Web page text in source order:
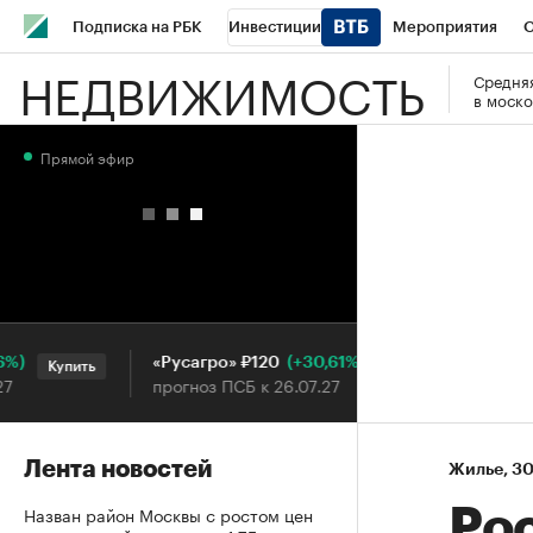
Подписка на РБК Инвестиции Мероприятия
Школа управления РБК РБК Образование РБК Курсы
НЕДВИЖИМОСТЬ
в
Жилье⁠,
Прямой эфир
Купить «Русагро» ₽120 (+30,61%)
прогноз ПСБ к 26.07.27
Лента новостей
Назван район Москвы с ростом цен